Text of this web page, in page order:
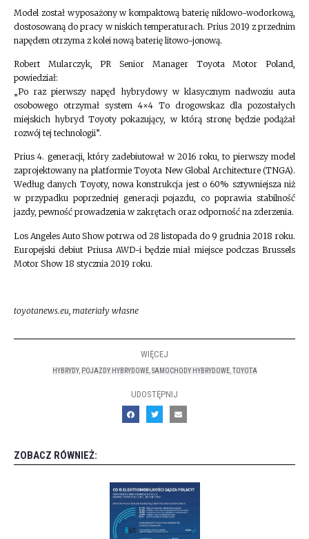
Model został wyposażony w kompaktową baterię niklowo-wodorkową,
dostosowaną do pracy w niskich temperaturach. Prius 2019 z przednim
napędem otrzyma z kolei nową baterię litowo-jonową.
Robert Mularczyk, PR Senior Manager Toyota Motor Poland,
powiedział:
„Po raz pierwszy napęd hybrydowy w klasycznym nadwoziu auta
osobowego otrzymał system 4×4 To drogowskaz dla pozostałych
miejskich hybryd Toyoty pokazujący, w którą stronę będzie podążał
rozwój tej technologii”.
Prius 4. generacji, który zadebiutował w 2016 roku, to pierwszy model
zaprojektowany na platformie Toyota New Global Architecture (TNGA).
Według danych Toyoty, nowa konstrukcja jest o 60% sztywniejsza niż
w przypadku poprzedniej generacji pojazdu, co poprawia stabilność
jazdy, pewność prowadzenia w zakrętach oraz odporność na zderzenia.
Los Angeles Auto Show potrwa od 28 listopada do 9 grudnia 2018 roku.
Europejski debiut Priusa AWD-i będzie miał miejsce podczas Brussels
Motor Show 18 stycznia 2019 roku.
toyotanews.eu, materiały własne
WIĘCEJ
HYBRYDY, POJAZDY HYBRYDOWE, SAMOCHODY HYBRYDOWE, TOYOTA
UDOSTĘPNIJ
ZOBACZ RÓWNIEŻ: